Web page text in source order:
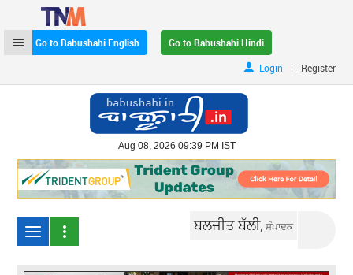
Go to Babushahi English
Go to Babushahi Hindi
Login
| Register
Aug 08, 2026 09:39 PM IST
ਬਲਜੀਤ ਬੱਲੀ,ਸੰਪਾਦਕ